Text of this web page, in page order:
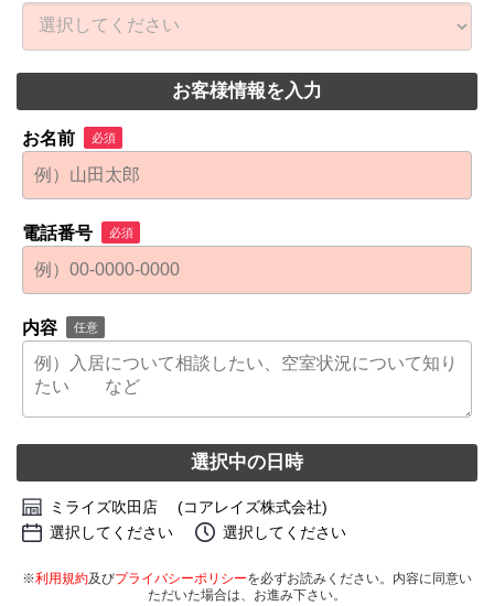
お客様情報を入力
お名前 必須
電話番号 必須
内容 任意
選択中の日時
ミライズ吹田店 (コアレイズ株式会社)
選択してください
選択してください
※利用規約及びプライバシーポリシーを必ずお読みください。内容に同意い
ただいた場合は、お進み下さい。